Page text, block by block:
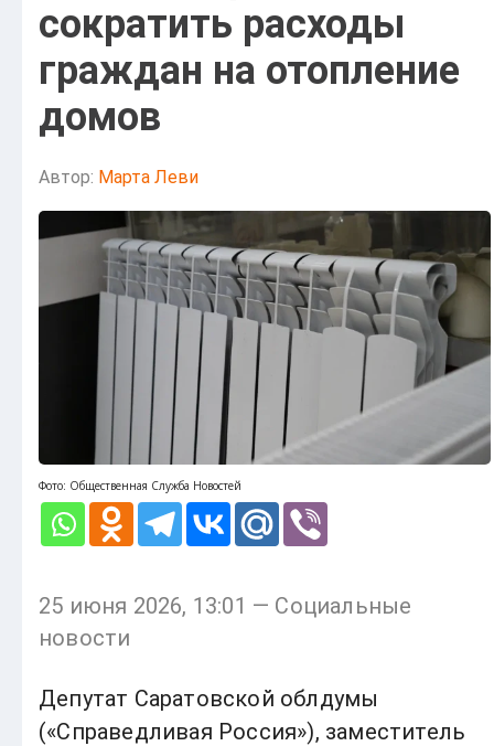
сократить расходы
граждан на отопление
домов
Автор: Марта Леви
Фото: Общественная Служба Новостей
25 июня 2026, 13:01 — Социальные
новости
Депутат Саратовской облдумы
(«Справедливая Россия»), заместитель